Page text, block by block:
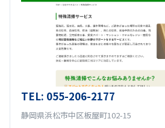
TEL: 055-206-2177
静岡県浜松市中区板屋町102-15